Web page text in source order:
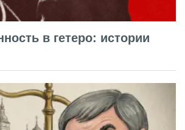
в гетеро: истории